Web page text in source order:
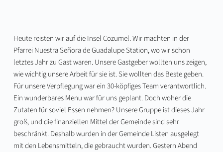
Heute reisten wir auf die Insel Cozumel. Wir machten in der
Pfarrei Nuestra Señora de Guadalupe Station, wo wir schon
letztes Jahr zu Gast waren. Unsere Gastgeber wollten uns zeigen,
wie wichtig unsere Arbeit für sie ist. Sie wollten das Beste geben.
Für unsere Verpflegung war ein 30-köpfiges Team verantwortlich.
Ein wunderbares Menu war für uns geplant. Doch woher die
Zutaten für soviel Essen nehmen? Unsere Gruppe ist dieses Jahr
groß, und die finanziellen Mittel der Gemeinde sind sehr
beschränkt. Deshalb wurden in der Gemeinde Listen ausgelegt
mit den Lebensmitteln, die gebraucht wurden. Gestern Abend